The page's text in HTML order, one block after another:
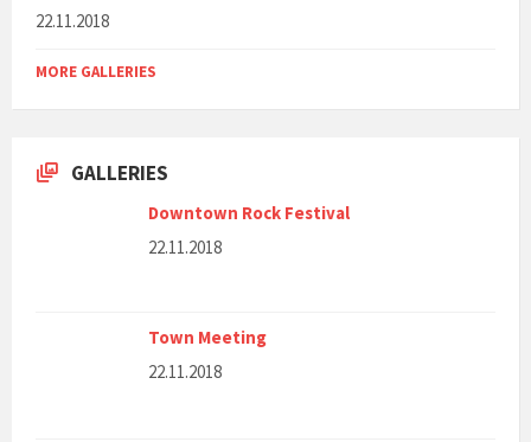
22.11.2018
MORE GALLERIES
GALLERIES
Downtown Rock Festival
22.11.2018
Town Meeting
22.11.2018